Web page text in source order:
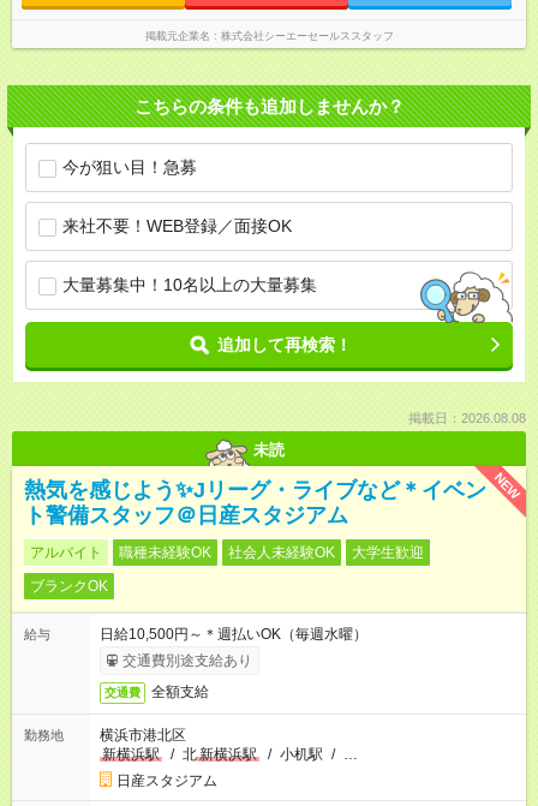
掲載元企業名 株式会社シーエーセールススタッフ
こちらの条件も追加しませんか？
今が狙い目！急募
来社不要！WEB登録／面接OK
大量募集中！10名以上の大量募集
追加して再検索！
掲載日：2026.08.08
未読
NEW
熱気を感じよう✨Jリーグ・ライブなど＊イベン
ト警備スタッフ＠日産スタジアム
アルバイト 職種未経験OK 社会人未経験OK
大学生歓迎
ブランクOK
給与
日給10,500円～＊週払いOK（毎週水曜）
交通費別途支給あり
交通費 全額支給
勤務地
横浜市港北区
新横浜駅
/ 北新横浜駅 / 小机駅 / …
日産スタジアム